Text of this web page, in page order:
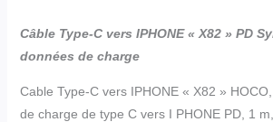
Câble Type-C vers IPHONE « X82 » PD
données de charge
Cable Type-C vers IPHONE « X82 »
de charge de type C vers I PHONE PD, 1